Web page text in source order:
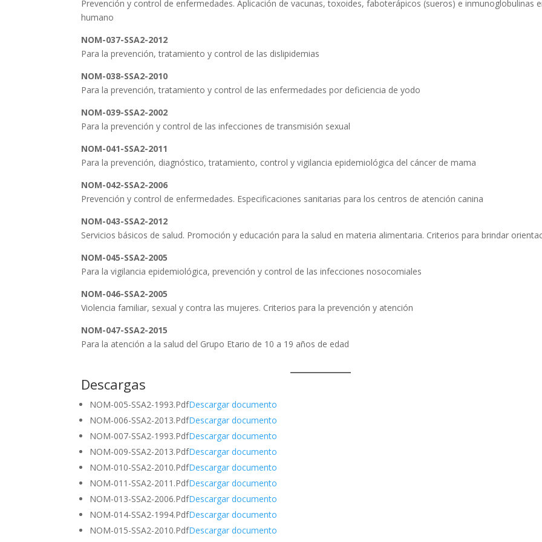
Prevención y control de enfermedades. Aplicación de vacunas, toxoides, faboterápicos (sueros) e inmunoglobulinas
humano
NOM-037-SSA2-2012
Para la prevención, tratamiento y control de las dislipidemias
NOM-038-SSA2-2010
Para la prevención, tratamiento y control de las enfermedades por deficiencia de yodo
NOM-039-SSA2-2002
Para la prevención y control de las infecciones de transmisión sexual
NOM-041-SSA2-2011
Para la prevención, diagnóstico, tratamiento, control y vigilancia epidemiológica del cáncer de mama
NOM-042-SSA2-2006
Prevención y control de enfermedades. Especificaciones sanitarias para los centros de atención canina
NOM-043-SSA2-2012
Servicios básicos de salud. Promoción y educación para la salud en materia alimentaria. Criterios para brindar
NOM-045-SSA2-2005
Para la vigilancia epidemiológica, prevención y control de las infecciones nosocomiales
NOM-046-SSA2-2005
Violencia familiar, sexual y contra las mujeres. Criterios para la prevención y atención
NOM-047-SSA2-2015
Para la atención a la salud del Grupo Etario de 10 a 19 años de edad
Descargas
NOM-005-SSA2-1993.PdfDescargar documento
NOM-006-SSA2-2013.PdfDescargar documento
NOM-007-SSA2-1993.PdfDescargar documento
NOM-009-SSA2-2013.PdfDescargar documento
NOM-010-SSA2-2010.PdfDescargar documento
NOM-011-SSA2-2011.PdfDescargar documento
NOM-013-SSA2-2006.PdfDescargar documento
NOM-014-SSA2-1994.PdfDescargar documento
NOM-015-SSA2-2010.PdfDescargar documento